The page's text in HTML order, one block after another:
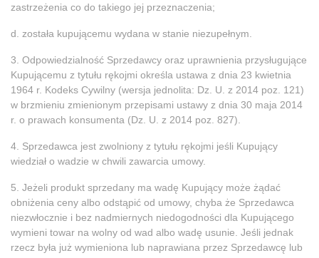
zastrzeżenia co do takiego jej przeznaczenia;
d. została kupującemu wydana w stanie niezupełnym.
3. Odpowiedzialność Sprzedawcy oraz uprawnienia przysługujące
Kupującemu z tytułu rękojmi określa ustawa z dnia 23 kwietnia
1964 r. Kodeks Cywilny (wersja jednolita: Dz. U. z 2014 poz. 121)
w brzmieniu zmienionym przepisami ustawy z dnia 30 maja 2014
r. o prawach konsumenta (Dz. U. z 2014 poz. 827).
4. Sprzedawca jest zwolniony z tytułu rękojmi jeśli Kupujący
wiedział o wadzie w chwili zawarcia umowy.
5. Jeżeli produkt sprzedany ma wadę Kupujący może żądać
obniżenia ceny albo odstąpić od umowy, chyba że Sprzedawca
niezwłocznie i bez nadmiernych niedogodności dla Kupującego
wymieni towar na wolny od wad albo wadę usunie. Jeśli jednak
rzecz była już wymieniona lub naprawiana przez Sprzedawcę lub